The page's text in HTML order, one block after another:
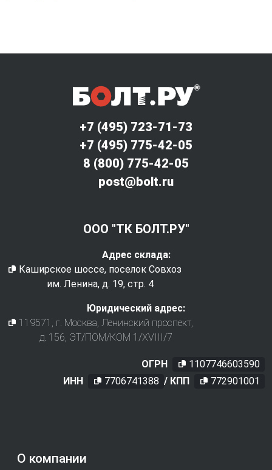
О компании
+7 (495) 723-71-73
+7 (495) 775-42-05
8 (800) 775-42-05
post@bolt.ru
ООО "ТК БОЛТ.РУ"
Адрес склада:
Каширское шоссе, поселок Совхоз
им. Ленина, д. 19, стр. 4
Юридический адрес:
119571 , г. Москва, Ленинский проспект,
д. 156, ЭТ/ПОМ/КОМ 1/XVIII/7
ОГРН
1107746603590
ИНН
7706741388 / КПП 772901001